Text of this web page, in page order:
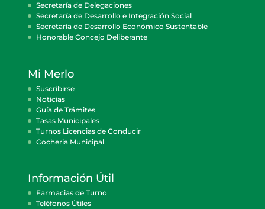
Secretaría de Delegaciones
Secretaría de Desarrollo e Integración Social
Secretaría de Desarrollo Económico Sustentable
Honorable Concejo Deliberante
Mi Merlo
Suscribirse
Noticias
Guía de Trámites
Tasas Municipales
Turnos Licencias de Conducir
Cocheria Municipal
Información Útil
Farmacias de Turno
Teléfonos Útiles